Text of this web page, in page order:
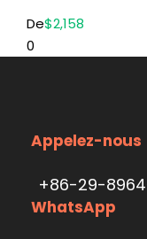
De$2,158
0
Appelez-nous
+86-29-
WhatsApp